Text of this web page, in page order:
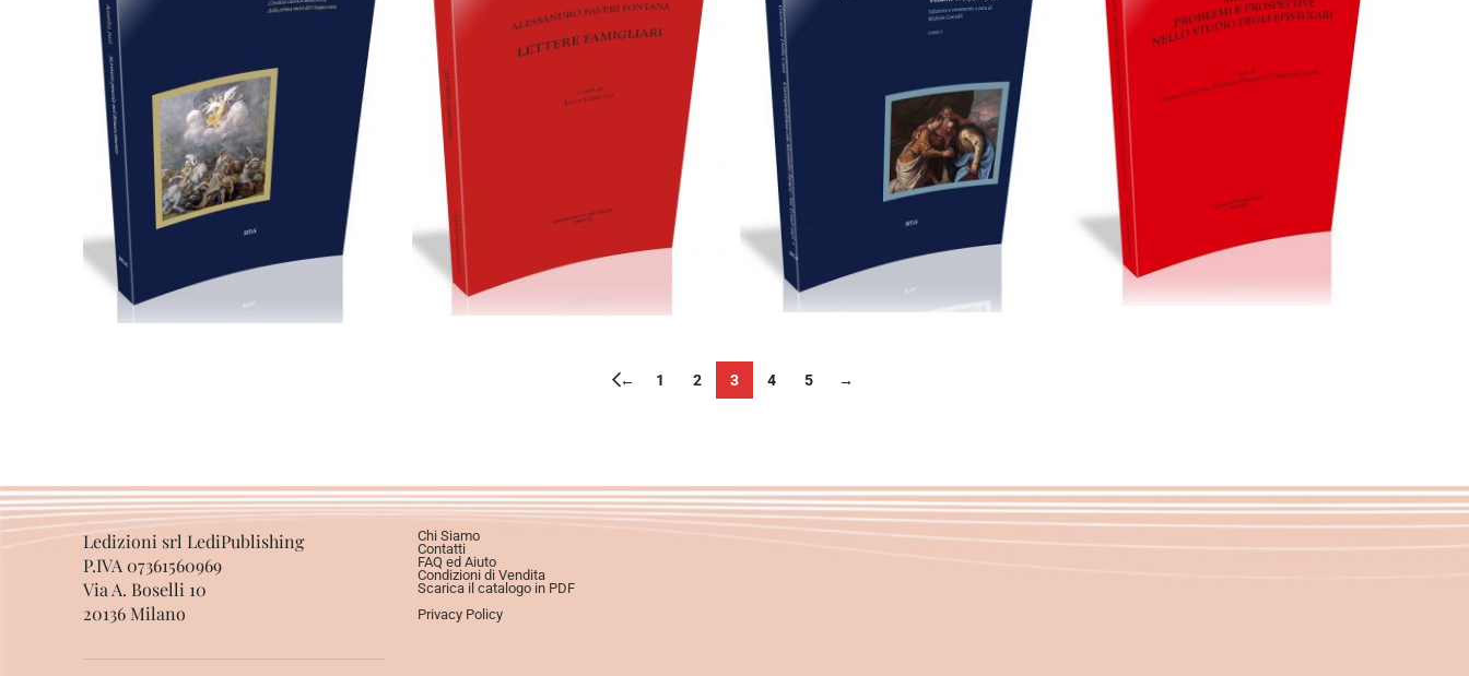
CartaceoeBook in PDF
0,00€ 89,00
79,00€
← 1 2 3 4 5 →
Ledizioni srl LediPublishing
P.IVA 07361560969
Via A. Boselli 10
20136 Milano
Chi Siamo
Contatti
FAQ ed Aiuto
Condizioni di Vendita
Scarica il catalogo in PDF
Privacy Policy